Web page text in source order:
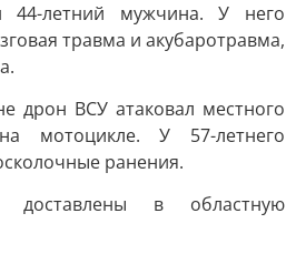
44-летний мужчина. У него
травма и акубаротравма,
дрон ВСУ атаковал местного
мотоцикле. У 57-летнего
ранения.
доставлены в областную